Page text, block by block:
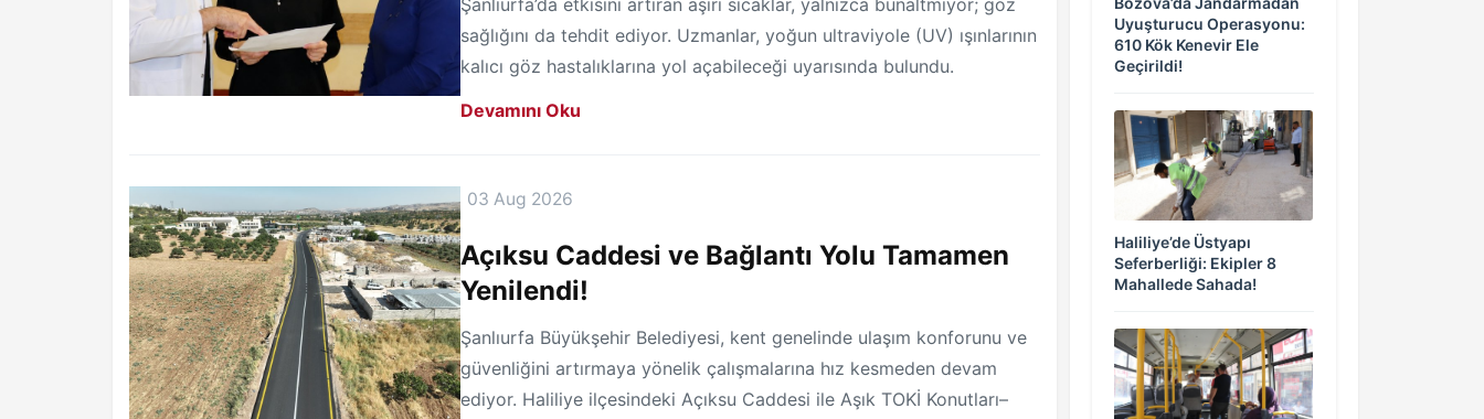
Şanlıurfa’da etkisini artıran aşırı sıcaklar, yalnızca bunaltmıyor; göz
sağlığını da tehdit ediyor. Uzmanlar, yoğun ultraviyole (UV) ışınlarının
kalıcı göz hastalıklarına yol açabileceği uyarısında bulundu.
Devamını Oku
03 Aug 2026
Açıksu Caddesi ve Bağlantı Yolu Tamamen
Yenilendi!
Şanlıurfa Büyükşehir Belediyesi, kent genelinde ulaşım konforunu ve
güvenliğini artırmaya yönelik çalışmalarına hız kesmeden devam
ediyor. Haliliye ilçesindeki Açıksu Caddesi ile Aşık TOKİ Konutları–
Uyuşturucu Operasyonu:
610 Kök Kenevir Ele
Geçirildi!
Haliliye’de Üstyapı
Seferberliği: Ekipler 8
Mahallede Sahada!